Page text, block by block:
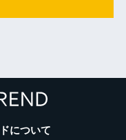
について